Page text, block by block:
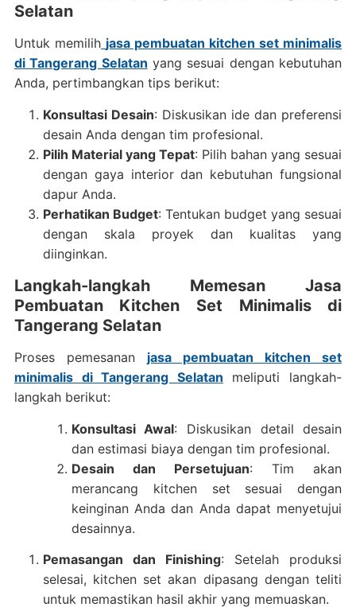
Selatan
Untuk memilih jasa pembuatan kitchen set minimalis
di Tangerang Selatan yang sesuai dengan kebutuhan
Anda, pertimbangkan tips berikut:
Konsultasi Desain: Diskusikan ide dan preferensi
desain Anda dengan tim profesional.
Pilih Material yang Tepat: Pilih bahan yang sesuai
dengan gaya interior dan kebutuhan fungsional
dapur Anda.
Perhatikan Budget: Tentukan budget yang sesuai
dengan skala proyek dan kualitas yang
diinginkan.
Langkah-langkah Memesan Jasa
Pembuatan Kitchen Set Minimalis di
Tangerang Selatan
Proses pemesanan jasa pembuatan kitchen set
minimalis di Tangerang Selatan meliputi langkah-
langkah berikut:
Konsultasi Awal: Diskusikan detail desain
dan estimasi biaya dengan tim profesional.
Desain dan Persetujuan: Tim akan
merancang kitchen set sesuai dengan
keinginan Anda dan Anda dapat menyetujui
desainnya.
Pemasangan dan Finishing: Setelah produksi
selesai, kitchen set akan dipasang dengan teliti
untuk memastikan hasil akhir yang memuaskan.